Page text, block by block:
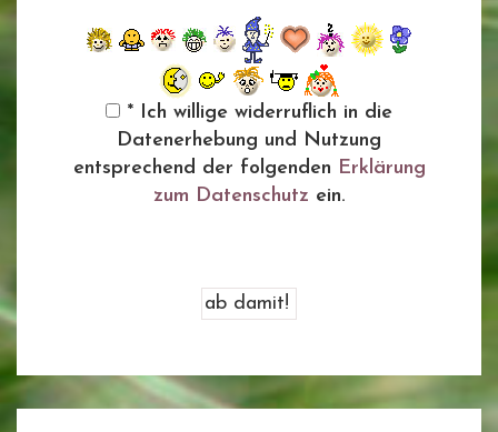
* Ich willige widerruflich in die
Datenerhebung und Nutzung
entsprechend der folgenden Erklärung
zum Datenschutz ein.